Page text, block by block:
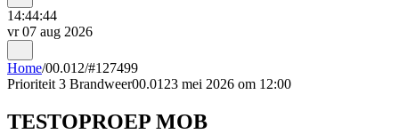
14:44:44
vr 07 aug 2026
Home/00.012/#127499
Prioriteit 3 Brandweer00.0123 mei 2026 om 12:00
TESTOPROEP MOB